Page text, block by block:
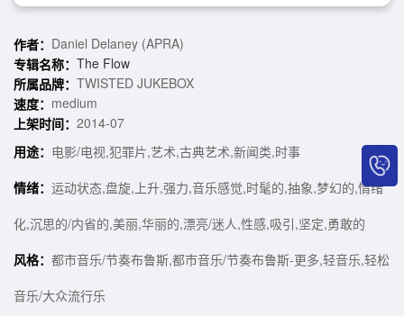
作者： Daniel Delaney (APRA)
专辑名称： The Flow
所属品牌： TWISTED JUKEBOX
速度： medium
上架时间： 2014-07
用途： 电影/电视,犯罪片,艺术,古典艺术,新闻类,时事
情绪： 运动状态,盘旋,上升,强力,音乐感觉,时髦的,抽象,梦幻的,情绪
化,沉思的/内省的,美丽,华丽的,漂亮/迷人,性感,吸引,坚定,勇敢的
风格： 都市音乐/节奏布鲁斯,都市音乐/节奏布鲁斯-更多,轻音乐,轻松
音乐/大众流行乐